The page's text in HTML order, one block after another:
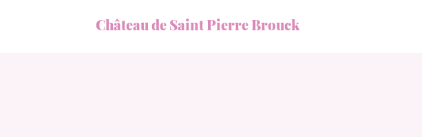
Château de Saint Pierre Brouck